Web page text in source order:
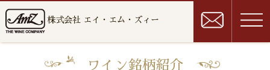
株式会社 エイ・エム・ズィー
ワイン銘柄紹介